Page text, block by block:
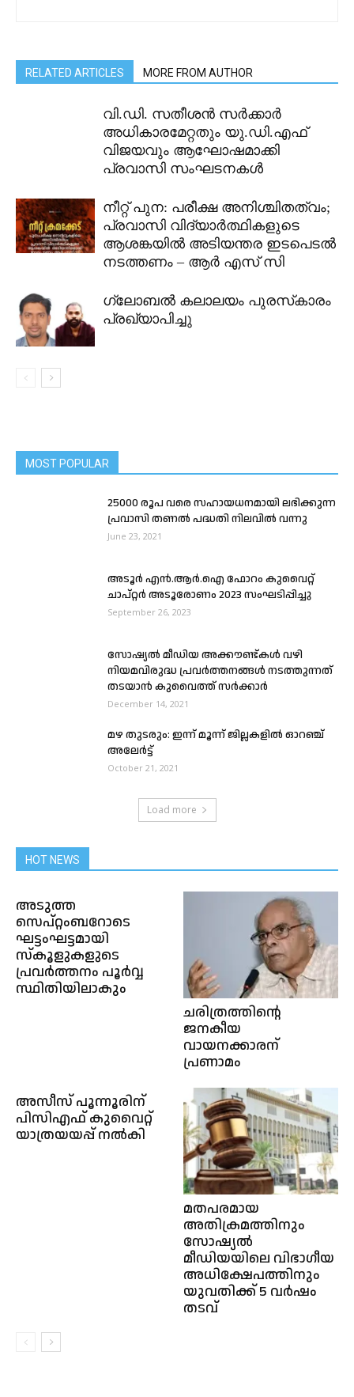
RELATED ARTICLES MORE FROM AUTHOR
വി.ഡി. സതീശൻ സർക്കാർ
അധികാരമേറ്റതും യു.ഡി.എഫ്
വിജയവും ആഘോഷമാക്കി
പ്രവാസി സംഘടനകൾ
നീറ്റ് പുന: പരീക്ഷ അനിശ്ചിതത്വം;
പ്രവാസി വിദ്യാർത്ഥികളുടെ
ആശങ്കയിൽ അടിയന്തര ഇടപെടൽ
നടത്തണം – ആർ എസ് സി
ഗ്ലോബല്‍ കലാലയം പുരസ്‌കാരം
പ്രഖ്യാപിച്ചു
MOST POPULAR
25000 രൂപ വരെ സഹായധനമായി ലഭിക്കുന്ന
പ്രവാസി തണൽ പദ്ധതി നിലവിൽ വന്നു
June 23, 2021
അടൂർ എൻ.ആർ.ഐ ഫോറം കുവൈറ്റ്
ചാപ്റ്റർ അടൂരോണം 2023 സംഘടിപ്പിച്ചു
September 26, 2023
സോഷ്യല്‍ മീഡിയ അക്കൗണ്ട്കൾ വഴി
നിയമവിരുദ്ധ പ്രവർത്തനങ്ങൾ നടത്തുന്നത്
തടയാന്‍ കുവൈത്ത് സര്‍ക്കാര്‍
December 14, 2021
മഴ തുടരും: ഇന്ന് മൂന്ന് ജില്ലകളിൽ ഓറഞ്ച്
അലേർട്ട്
October 21, 2021
Load more
HOT NEWS
അടുത്ത
സെപ്റ്റംബറോടെ
ഘട്ടംഘട്ടമായി
സ്കൂളുകളുടെ
പ്രവർത്തനം പൂർവ്വ
സ്ഥിതിയിലാകും
ചരിത്രത്തിന്റെ
ജനകീയ
വായനക്കാരന്
പ്രണാമം
അസീസ് പൂന്നൂരിന്
പിസിഎഫ് കുവൈറ്റ്
യാത്രയയപ്പ് നൽകി
മതപരമായ
അതിക്രമത്തിനും
സോഷ്യൽ
മീഡിയയിലെ വിഭാഗീയ
അധിക്ഷേപത്തിനും
യുവതിക്ക് 5 വർഷം
തടവ്